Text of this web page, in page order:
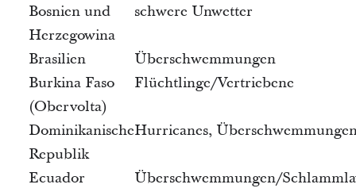
Bosnien und
Herzegowina
schwere Unwetter
Brasilien
Überschwemmungen
Burkina Faso
(Obervolta)
Flüchtlinge/Vertriebene
Dominikanische
Republik
Hurricanes,
Ecuador
Überschwemmungen/